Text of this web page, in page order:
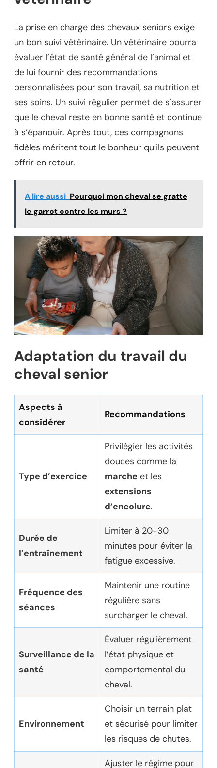
La prise en charge des chevaux seniors exige
un bon suivi vétérinaire. Un vétérinaire pourra
évaluer l’état de santé général de l’animal et
de lui fournir des recommandations
personnalisées pour son travail, sa nutrition et
ses soins. Un suivi régulier permet de s’assurer
que le cheval reste en bonne santé et continue
à s’épanouir. Après tout, ces compagnons
fidèles méritent tout le bonheur qu’ils peuvent
offrir en retour.
A lire aussi Pourquoi mon cheval se gratte
le garrot contre les murs ?
Adaptation du travail du
cheval senior
Aspects à
considérer
Recommandations
Type d’exercice
Privilégier les activités
douces comme la
marche et les
extensions
d’encolure.
Durée de
l’entraînement
Limiter à 20-30
minutes pour éviter la
fatigue excessive.
Fréquence des
séances
Maintenir une routine
régulière sans
surcharger le cheval.
Surveillance de la
santé
Évaluer régulièrement
l’état physique et
comportemental du
cheval.
Environnement
Choisir un terrain plat
et sécurisé pour limiter
les risques de chutes.
Ajuster le régime pour